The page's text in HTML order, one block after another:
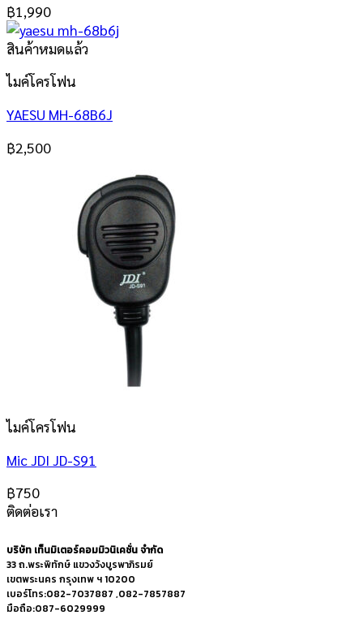
฿1,990
สินค้าหมดแล้ว
ไมค์โครโฟน
YAESU MH-68B6J
฿2,500
ไมค์โครโฟน
Mic JDI JD-S91
฿750
ติดต่อเรา
บริษัท เท็นมิเตอร์คอมมิวนิเคชั่น จำกัด
33 ถ.พระพิทักษ์ แขวงวังบูรพาภิรมย์
เขตพระนคร กรุงเทพ ฯ 10200
เบอร์โทร:082-7037887 ,082-7857887
มือถือ:087-6029999